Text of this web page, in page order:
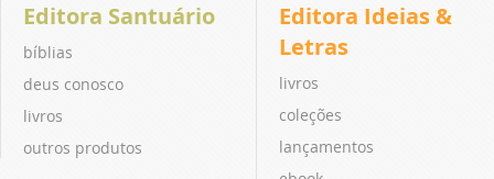
Editora Santuário
bíblias
deus conosco
livros
outros produtos
Editora Ideias &
Letras
livros
coleções
lançamentos